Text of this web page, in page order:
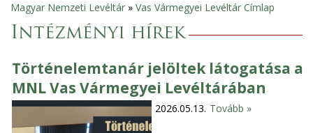
Jelenlegi
hely
Magyar Nemzeti Levéltár » Vas Vármegyei Levéltár Címlap
Intézményi hírek
Történelemtanár jelöltek látogatása a
MNL Vas Vármegyei Levéltárában
2026.05.13. Tovább »